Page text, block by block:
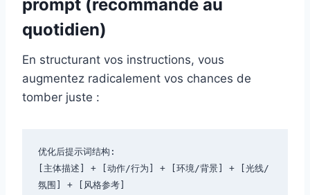
prompt (recommandé au
quotidien)
En structurant vos instructions, vous
augmentez radicalement vos chances de
tomber juste :
优化后提示词结构:
[主体描述] + [动作/行为] + [环境/背景] + [光线/
氛围] + [风格参考]